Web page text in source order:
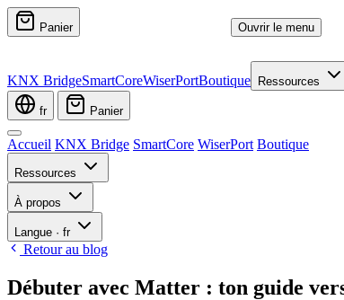
Panier Ouvrir le menu
KNX BridgeSmartCoreWiserPortBoutique Ressources
fr Panier
Accueil KNX Bridge SmartCore WiserPort Boutique
Ressources
À propos
Langue · fr
Retour au blog
Débuter avec Matter : ton guide